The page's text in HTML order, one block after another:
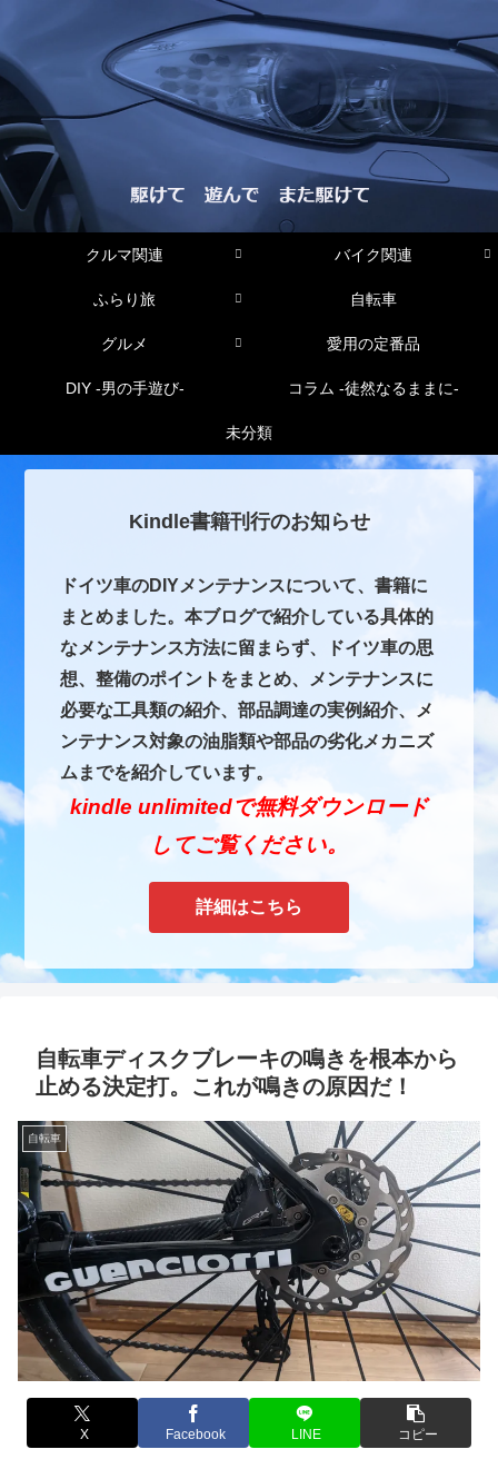
クルマ関連 バイク関連
ふらり旅 自転車
グルメ 愛用の定番品
DIY -男の手遊び- コラム -徒然なるままに-
未分類
Kindle書籍刊行のお知らせ
ドイツ車のDIYメンテナンスについて、書籍に
まとめました。本ブログで紹介している具体的
なメンテナンス方法に留まらず、ドイツ車の思
想、整備のポイントをまとめ、メンテナンスに
必要な工具類の紹介、部品調達の実例紹介、メ
ンテナンス対象の油脂類や部品の劣化メカニズ
ムまでを紹介しています。
kindle unlimitedで無料ダウンロード
してご覧ください。
詳細はこちら
自転車ディスクブレーキの鳴きを根本から
止める決定打。これが鳴きの原因だ！
自転車
X Facebook LINE コピー